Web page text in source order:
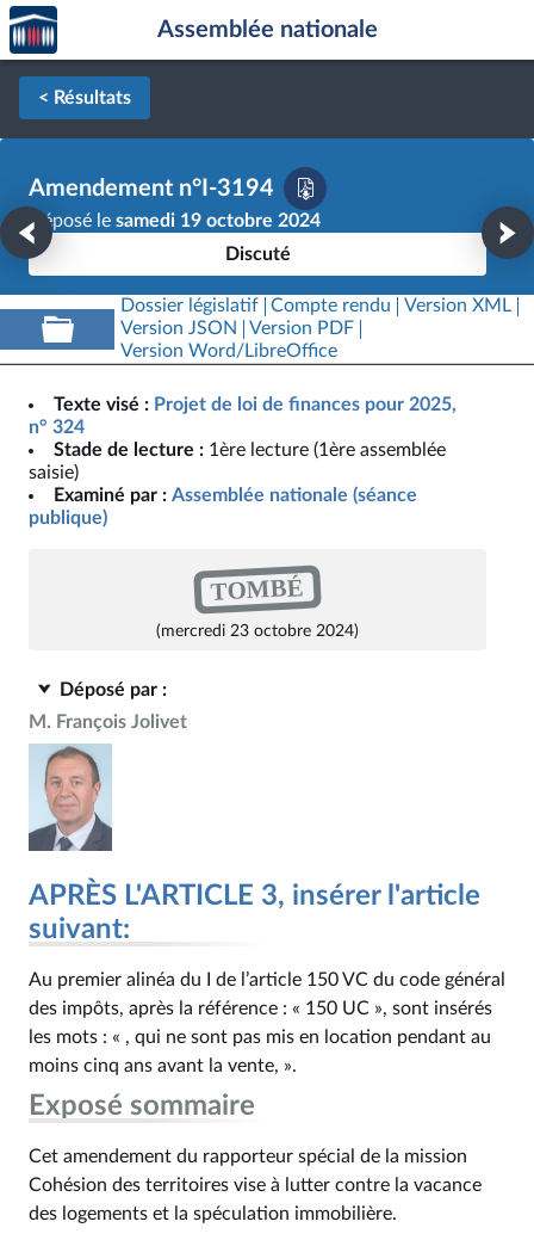
Aller au contenu
Aller en bas de la page
Accèder
à la
page
d'accueil
Assemblée nationale
< Résultats
Amendement n°I-3194
Déposé le samedi 19 octobre 2024
Discuté
Dossier législatif Compte rendu
Version XML
Version JSON
Version PDF
Version Word/LibreOffice
Texte visé : Projet de loi de finances pour 2025,
n° 324
Stade de lecture : 1ère lecture (1ère assemblée
saisie)
Examiné par : Assemblée nationale (séance
publique)
TOMBÉ
(mercredi 23 octobre 2024)
Déposé par :
M. François Jolivet
APRÈS L'ARTICLE 3, insérer l'article
suivant:
Au premier alinéa du I de l’article 150 VC du code général
des impôts, après la référence : « 150 UC », sont insérés
les mots : « , qui ne sont pas mis en location pendant au
moins cinq ans avant la vente, ».
Exposé sommaire
Cet amendement du rapporteur spécial de la mission
Cohésion des territoires vise à lutter contre la vacance
des logements et la spéculation immobilière.